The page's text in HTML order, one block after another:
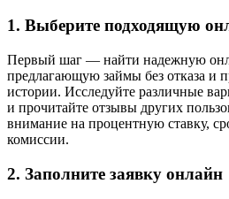
1. Выберите подходящую
Первый шаг — найти надежную
предлагающую займы без отказа и
истории. Исследуйте различные
и прочитайте отзывы других
внимание на процентную ставку,
комиссии.
2. Заполните заявку онлайн